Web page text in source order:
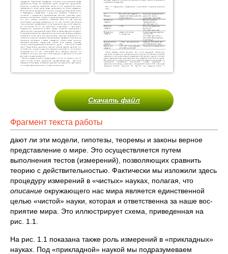
Скачать файл
Фрагмент текста работы
дают ли эти модели, гипотезы, теоремы и законы верное
представление о мире. Это осуществля­ется путем
выполнения тестов (измерений), позволяющих сравнить
теорию с действительностью. Фактически мы изложили здесь
процедуру измерений в «чистых» науках, полагая, что
описание окружающего нас мира является единственной
целью «чистой» науки, которая и ответственна за наше вос­
приятие мира. Это иллюстрирует схема, приведенная на
рис. 1.1.
На рис. 1.1 показана также роль измерений в «прикладных»
науках. Под «прикладной» наукой мы подразумеваем